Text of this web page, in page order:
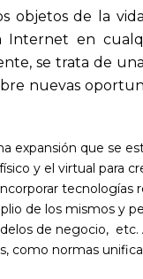
objetos de la
Internet en
se trata de
nuevas
expansión que se
y el virtual para
tecnologías
de los mismos y
de negocio,
como normas